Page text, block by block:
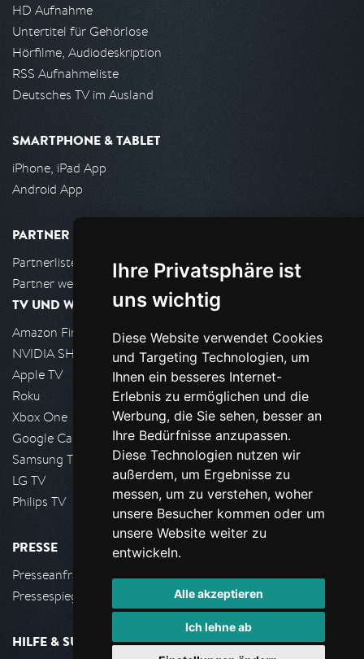
Ihre Privatsphäre ist
uns wichtig
Diese Website verwendet Cookies
und Targeting Technologien, um
Ihnen ein besseres Internet-
Erlebnis zu ermöglichen und die
Werbung, die Sie sehen, besser an
Ihre Bedürfnisse anzupassen.
Diese Technologien nutzen wir
außerdem, um Ergebnisse zu
messen, um zu verstehen, woher
unsere Besucher kommen oder um
unsere Website weiter zu
entwickeln.
Alle akzeptieren
Ich lehne ab
HD Aufnahme
Untertitel für Gehörlose
Hörfilme, Audiodeskription
RSS Aufnahmeliste
Deutsches TV im Ausland
SMARTPHONE & TABLET
iPhone, iPad App
Android App
PARTNER
Partnerliste
Partner werden
TV UND WOHNZIMMER
Amazon FireTV
NVIDIA SHIELD, Google TV
Apple TV
Roku
Xbox One
Google Cast
Samsung TV
LG TV
Philips TV
PRESSE
Presseanfrage stellen
Pressespiegel
HILFE & SUPPORT